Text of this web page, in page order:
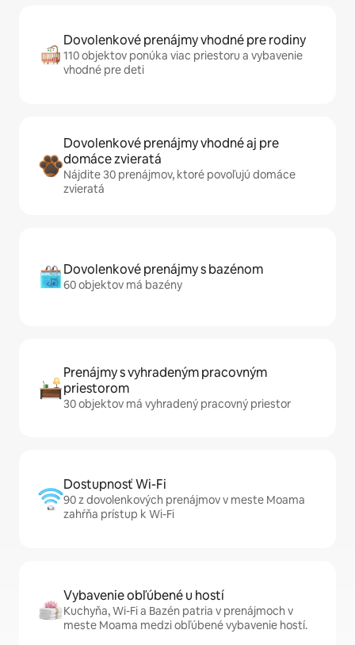
Dovolenkové prenájmy vhodné pre rodiny
110 objektov ponúka viac priestoru a vybavenie
vhodné pre deti
Dovolenkové prenájmy vhodné aj pre
domáce zvieratá
Nájdite 30 prenájmov, ktoré povoľujú domáce
zvieratá
Dovolenkové prenájmy s bazénom
60 objektov má bazény
Prenájmy s vyhradeným pracovným
priestorom
30 objektov má vyhradený pracovný priestor
Dostupnosť Wi-Fi
90 z dovolenkových prenájmov v meste Moama
zahŕňa prístup k Wi-Fi
Vybavenie obľúbené u hostí
Kuchyňa, Wi-Fi a Bazén patria v prenájmoch v
meste Moama medzi obľúbené vybavenie hostí.